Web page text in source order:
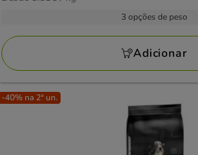
com
avaliações
113.66€
3 opções de peso
Adicionar
-40% na 2ª un.